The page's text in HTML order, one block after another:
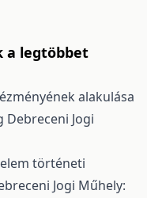
a legtöbbet
alakulása
Debreceni Jogi
történeti
Jogi Műhely: